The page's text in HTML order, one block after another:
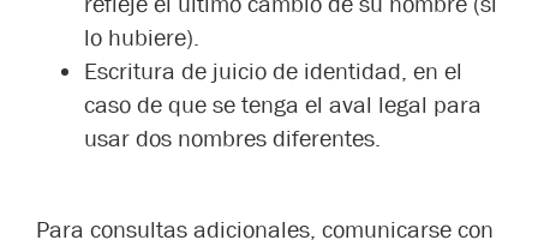
lo hubiere).
Escritura de juicio de identidad, en el
caso de que se tenga el aval legal para
usar dos nombres diferentes.
Para consultas adicionales, comunicarse con